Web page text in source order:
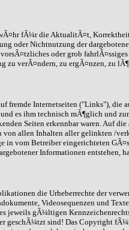
fÃ¼r die AktualitÃ¤t,
oder Nichtnutzung der
oder grob
zu verÃ¤ndern, zu ergÃ¤nzen, zu
fremde Internetseiten ("Links"),
es ihm technisch mÃ¶glich und
Seiten erkennbar waren. Auf
allen Inhalten aller gelinkten /
in vom Betreiber eingerichteten
Informationen
die Urheberrechte der
Videosequenzen und
jeweils gÃ¼ltigen
geschÃ¼tzt sind! Das Copyright